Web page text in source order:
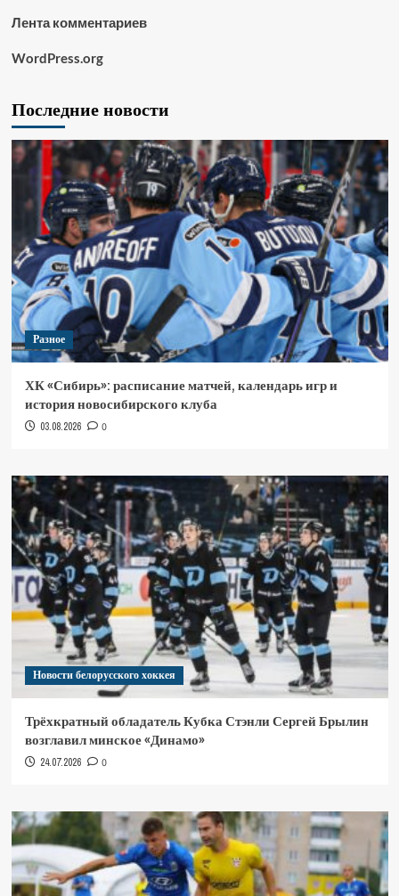
Лента комментариев
WordPress.org
Последние новости
Разное
ХК «Сибирь»: расписание матчей, календарь игр и
история новосибирского клуба
03.08.2026 0
Новости белорусского хоккея
Трёхкратный обладатель Кубка Стэнли Сергей Брылин
возглавил минское «Динамо»
24.07.2026 0